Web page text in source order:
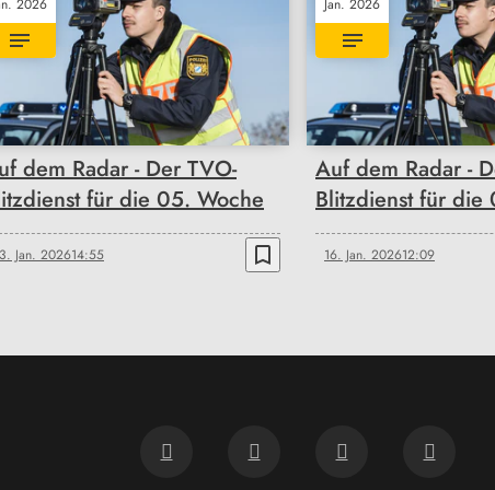
2026
dem Radar - Der TVO-
für die 05. Woche
Jan. 202614:55 bookmark_border
Jan. 2026
Auf dem Radar -
Blitzdienst für die
16. Jan. 202612:09